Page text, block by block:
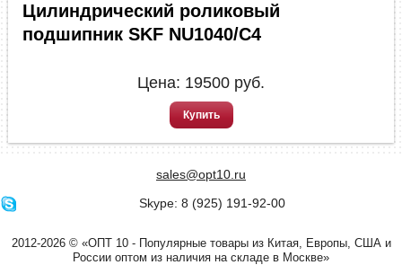
Цилиндрический роликовый
подшипник SKF NU1040/C4
Цена: 19500 руб.
Купить
sales@opt10.ru
Skype: 8 (925) 191-92-00
2012-2026 © «ОПТ 10 - Популярные товары из Китая, Европы, США и
России оптом из наличия на складе в Москве»